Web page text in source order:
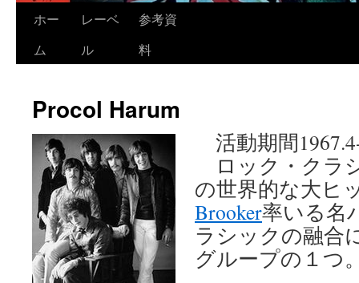
ツ
ッ
ホー
ム
レーベ
ル
参考資
料
Procol Harum
活動期間
ロック・クラ
の世界的な大ヒ
Brooker率いる名
ラシックの融合
グループの１つ